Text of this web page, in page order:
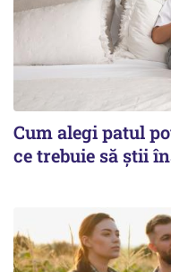
Cum alegi patul
ce trebuie să știi